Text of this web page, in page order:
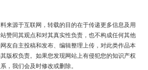
来源于互联网，转载的目的在于传递更多信息及用
赞同其观点和对其真实性负责，也不构成任何其他
友自主投稿和发布、编辑整理上传，对此类作品本
版权负责。如果您发现网站上有侵犯您的知识产权
，我们会及时修改或删除。